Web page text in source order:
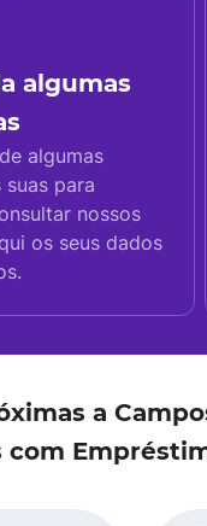
algumas
algumas
para
nossos
os seus dados
a
com